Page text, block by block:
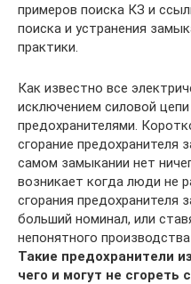
примеров поиска КЗ и
поиска и устранения
практики.
Как известно все
исключением силовой
предохранителями.
сгорание
самом замыкании нет
возникает когда люди не
сгорания предохранителя
больший номинал, или
непонятного
Такие предохранители
чего и могут не сгореть